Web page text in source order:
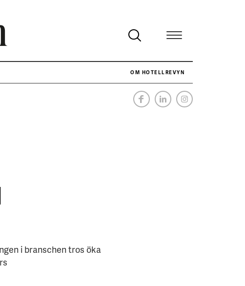
OM HOTELLREVYN
SÅ VAR VÅR JOBBSOMMAR
i branschen tros öka